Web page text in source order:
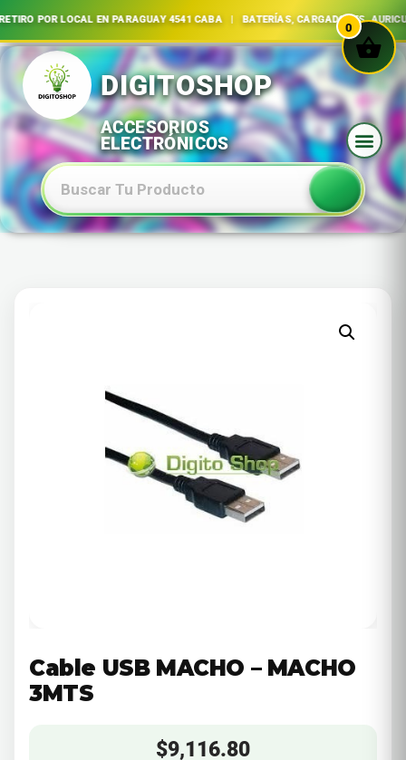
POR LOCAL EN PARAGUAY 4541 CABA | BATERÍAS, CARGADORES,
Ir
al
contenido
Cable USB MACHO – MACHO
3MTS
$9,116.80
0